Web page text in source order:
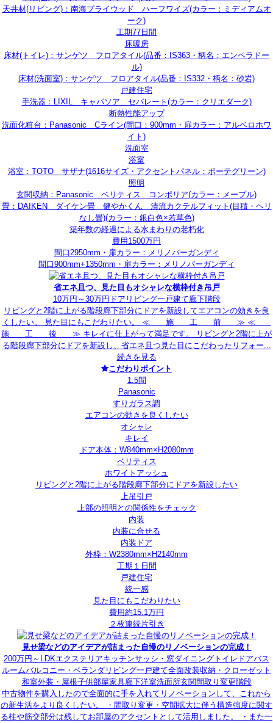
天井材(リビング)：南海プライウッド ハーフワイズ(カラー：ミディアムオ
ーク)
工期77日間
床暖房
床材(トイレ)：サンゲツ フロアタイル(品番：IS363・柄名：エンペラドー
ル)
床材(洗面室)：サンゲツ フロアタイル(品番：IS332・柄名：砂岩)
戸建住宅
手洗器：LIXIL キャパソア セパレート(カラー：クリエダーク)
断熱性能アップ
洗面化粧台：Panasonic Cライン(間口：900mm・扉カラー：アルベロホワ
イト)
洗面室
浴室
浴室：TOTO サザナ(1616サイズ・アクセントパネル：ポーテグリーン)
照明
玄関収納：Panasonic ベリティス コンポリア(カラー：メープル)
畳：DAIKEN ダイケン畳 健やかくん 清流カクテルフィット(目積・ヘリ
なし畳)(カラー：銀白色×若草色)
築年数の経過による水まわりの老朽化
費用1500万円
間口2950mm・扉カラー：メリノバーガンディ
間口900mm+1350mm・扉カラー：メリノバーガンディ
省エネ且つ、見た目もオシャレな横枠付き吊戸
10万円～30万円 ドア リビング一戸建て廊下階段
リビングと2階に上がる階段廊下部分にドアを新設してエアコンの効きを良
くしたい。 見た目にもこだわりたい。 ≪ 施 工 前 ≫ ≪
施 工 後 ≫ キレイに仕上がって満足です。 リビングと2階に上が
る階段廊下部分にドアを新設し、省エネ且つ見た目にこだわったリフォー...
続きを見る
こだわりポイント
1.5間
Panasonic
すりガラス調
エアコンの効きを良くしたい
オシャレ
キレイ
ドア本体：W840mm×H2080mm
ベリティス
ホワイトアッシュ
リビングと2階に上がる階段廊下部分にドアを新設したい
上吊引戸
上部の照明との関係性をチェック
内装
内装に合せる
内装ドア
外枠：W2380mm×H2140mm
工期１日間
戸建住宅
統一感
見た目にもこだわりたい
費用約15.1万円
２枚連続片引き
見せ梁などのアイデアが詰まった自慢のリノベーションの完成！
200万円～ LDKエクステリアキッチンサッシ・窓ダイニング トイレ ドアバス
ルームバルコニー・ベランダ リビング一戸建て全面改装収納・クローゼット
和室外装・屋根子供部屋家具廊下洋室洗面所玄関間取り変更階段
中古物件を購入したので全面的に手を入れてリノベーションして、これから
の新生活をより良くしたい。 ・間取り変更・空間拡大に伴う構造強度に関す
る柱や筋交部分は残してお部屋のアクセントとして活用しました。 ・また一